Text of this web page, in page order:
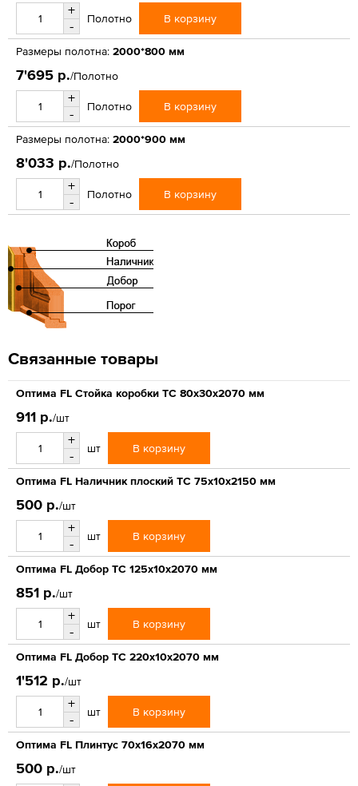
+
-
Полотно В корзину
Размеры полотна: 2000*800 мм
7'695 р./Полотно
+
-
Полотно В корзину
Размеры полотна: 2000*900 мм
8'033 р./Полотно
+
-
Полотно В корзину
Связанные товары
Оптима FL Стойка коробки ТС 80х30х2070 мм
911 р./шт
+
-
шт В корзину
Оптима FL Наличник плоский ТС 75х10х2150 мм
500 р./шт
+
-
шт В корзину
Оптима FL Добор ТС 125х10х2070 мм
851 р./шт
+
-
шт В корзину
Оптима FL Добор ТС 220х10х2070 мм
1'512 р./шт
+
-
шт В корзину
Оптима FL Плинтус 70х16х2070 мм
500 р./шт